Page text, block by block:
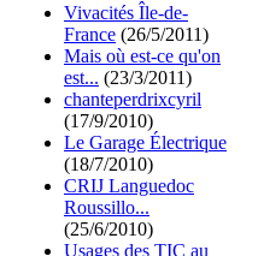
Vivacités Île-de-
France (26/5/2011)
Mais où est-ce qu'on
est... (23/3/2011)
chanteperdrixcyril
(17/9/2010)
Le Garage Électrique
(18/7/2010)
CRIJ Languedoc
Roussillo...
(25/6/2010)
Usages des TIC au